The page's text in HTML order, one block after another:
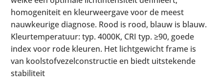
homogeniteit en kleurweergave voor de meest
nauwkeurige diagnose. Rood is rood, blauw is blauw.
Kleurtemperatuur: typ. 4000K, CRI typ. ≥90, goede
index voor rode kleuren. Het lichtgewicht frame is
van koolstofvezelconstructie en biedt uitstekende
stabiliteit